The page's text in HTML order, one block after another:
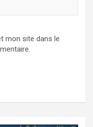
mon site dans le